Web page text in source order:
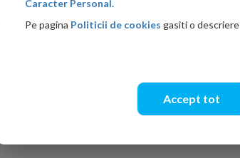
Caracter Personal.
Pe pagina Politicii de cookies gasiti o
Accept tot